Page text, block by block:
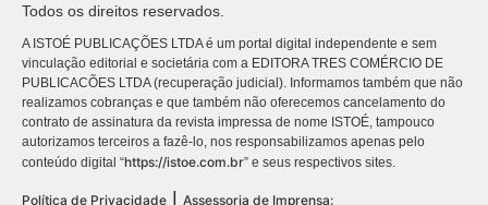
Todos os direitos reservados.
A ISTOÉ PUBLICAÇÕES LTDA é um portal digital independente e sem
vinculação editorial e societária com a EDITORA TRES COMÉRCIO DE
PUBLICACÕES LTDA (recuperação judicial). Informamos também que não
realizamos cobranças e que também não oferecemos cancelamento do
contrato de assinatura da revista impressa de nome ISTOÉ, tampouco
autorizamos terceiros a fazê-lo, nos responsabilizamos apenas pelo
conteúdo digital “https://istoe.com.br” e seus respectivos sites.
Política de Privacidade
Assessoria de Imprensa: